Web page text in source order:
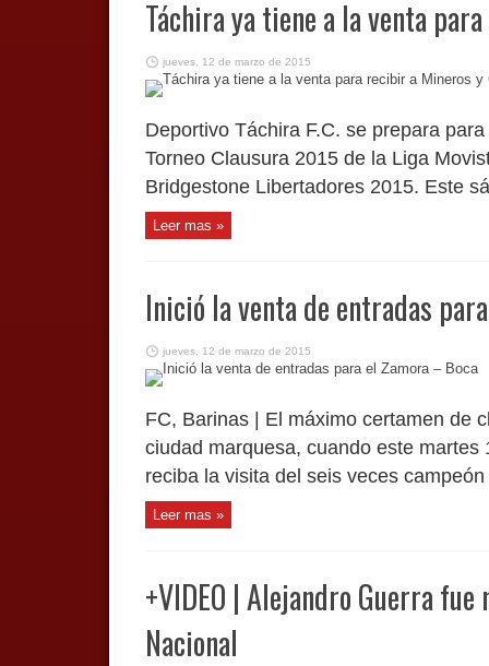
Táchira ya tiene a la venta
jueves, 12 de marzo de 2015
Deportivo Táchira F.C. se prepara
Torneo Clausura 2015 de la Liga
Bridgestone Libertadores 2015. Este
Leer mas »
Inició la venta de entradas
jueves, 12 de marzo de 2015
FC, Barinas | El máximo certamen de
ciudad marquesa, cuando este
reciba la visita del seis veces
Leer mas »
+VIDEO | Alejandro Guerra
Nacional